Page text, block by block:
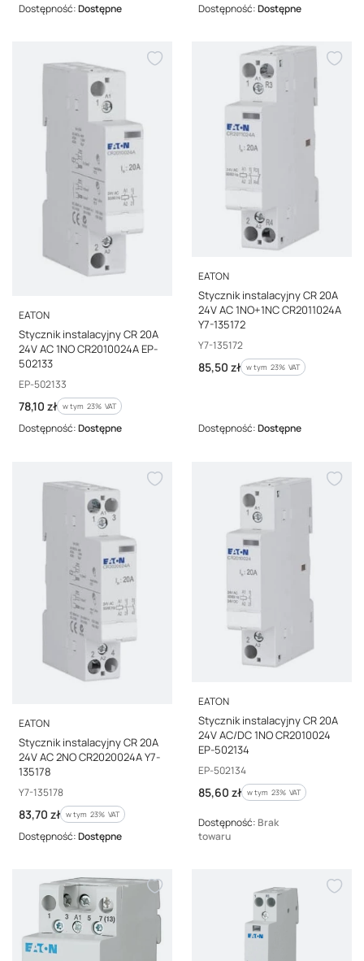
Dostępność:Dostępne Dostępność:Dostępne
PRODUCENT
EATON
Stycznik instalacyjny CR 20A
24V AC 1NO CR2010024A EP-
502133
Kod producenta
EP-502133
Cena brutto
78,10 zł w tym %s VAT
w tym 23% VAT
Dostępność:Dostępne
PRODUCENT
EATON
Stycznik instalacyjny CR 20A
24V AC 1NO+1NC CR2011024A
Y7-135172
Kod producenta
Y7-135172
Cena brutto
85,50 zł w tym %s VAT
w tym 23% VAT
Dostępność:Dostępne
PRODUCENT
EATON
Stycznik instalacyjny CR 20A
24V AC 2NO CR2020024A Y7-
135178
Kod producenta
Y7-135178
Cena brutto
83,70 zł w tym %s VAT
w tym 23% VAT
Dostępność:Dostępne
PRODUCENT
EATON
Stycznik instalacyjny CR 20A
24V AC/DC 1NO CR2010024
EP-502134
Kod producenta
EP-502134
Cena brutto
85,60 zł w tym %s VAT
w tym 23% VAT
Dostępność: Brak
towaru